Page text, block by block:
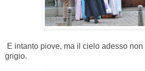
E intanto piove, ma il cielo adesso
grigio.